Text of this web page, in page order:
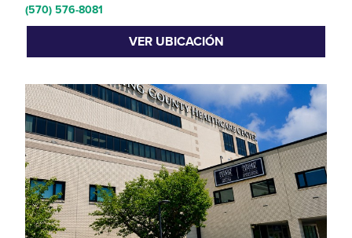
(570) 576-8081
VER UBICACIÓN